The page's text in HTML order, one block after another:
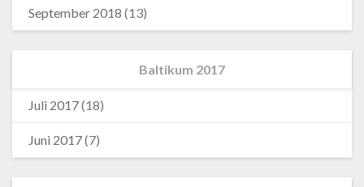
September 2018 (13)
Baltikum 2017
Juli 2017(18)
Juni 2017(7)